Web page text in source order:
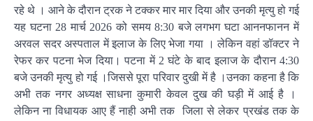
रहे थे । आने के दौरान ट्रक ने टक्कर मार मार दिया और उनकी मृत्यु हो गई
यह घटना 28 मार्च 2026 को समय 8:30 बजे लगभग घटा आननफानन में
अरवल सदर अस्पताल में इलाज के लिए भेजा गया । लेकिन वहां डॉक्टर ने
रेफर कर पटना भेज दिया। पटना में 2 घंटे के बाद इलाज के दौरान 4:30
बजे उनकी मृत्यु हो गई ।जिससे पूरा परिवार दुखी में है ।उनका कहना है कि
अभी तक नगर अध्यक्ष साधना कुमारी केवल दुख की घड़ी में आई है ।
लेकिन ना विधायक आए हैं नाही अभी तक जिला से लेकर प्रखंड तक के